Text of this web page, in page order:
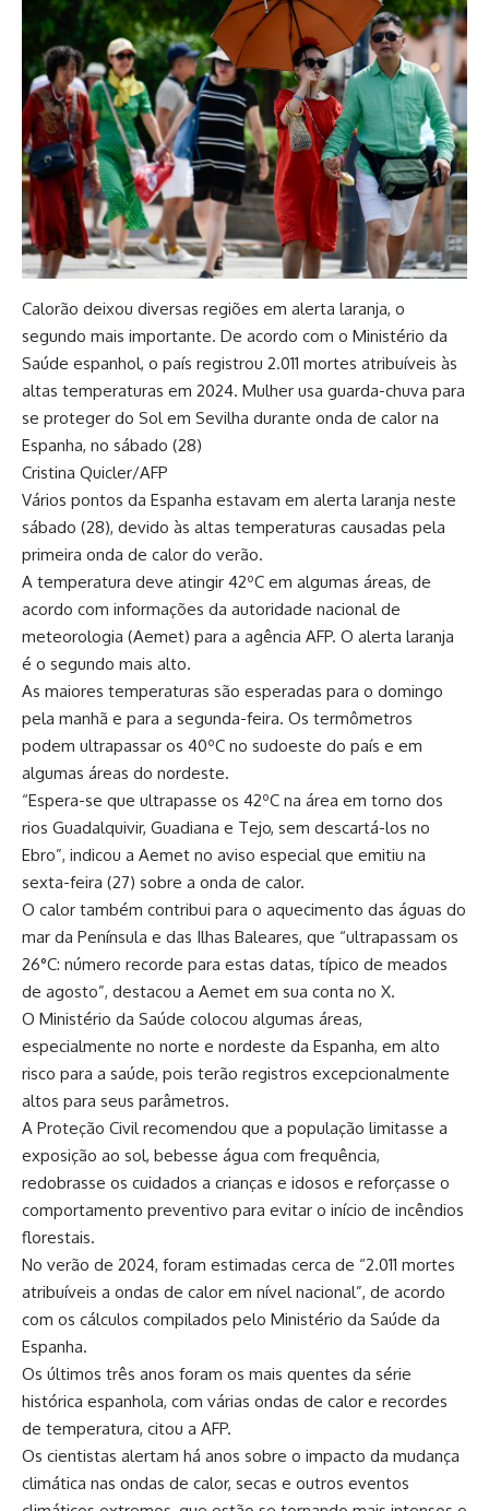
Calorão deixou diversas regiões em alerta laranja, o
segundo mais importante. De acordo com o Ministério da
Saúde espanhol, o país registrou 2.011 mortes atribuíveis às
altas temperaturas em 2024. Mulher usa guarda-chuva para
se proteger do Sol em Sevilha durante onda de calor na
Espanha, no sábado (28)
Cristina Quicler/AFP
Vários pontos da Espanha estavam em alerta laranja neste
sábado (28), devido às altas temperaturas causadas pela
primeira onda de calor do verão.
A temperatura deve atingir 42ºC em algumas áreas, de
acordo com informações da autoridade nacional de
meteorologia (Aemet) para a agência AFP. O alerta laranja
é o segundo mais alto.
As maiores temperaturas são esperadas para o domingo
pela manhã e para a segunda-feira. Os termômetros
podem ultrapassar os 40ºC no sudoeste do país e em
algumas áreas do nordeste.
“Espera-se que ultrapasse os 42ºC na área em torno dos
rios Guadalquivir, Guadiana e Tejo, sem descartá-los no
Ebro”, indicou a Aemet no aviso especial que emitiu na
sexta-feira (27) sobre a onda de calor.
O calor também contribui para o aquecimento das águas do
mar da Península e das Ilhas Baleares, que “ultrapassam os
26°C: número recorde para estas datas, típico de meados
de agosto”, destacou a Aemet em sua conta no X.
O Ministério da Saúde colocou algumas áreas,
especialmente no norte e nordeste da Espanha, em alto
risco para a saúde, pois terão registros excepcionalmente
altos para seus parâmetros.
A Proteção Civil recomendou que a população limitasse a
exposição ao sol, bebesse água com frequência,
redobrasse os cuidados a crianças e idosos e reforçasse o
comportamento preventivo para evitar o início de incêndios
florestais.
No verão de 2024, foram estimadas cerca de “2.011 mortes
atribuíveis a ondas de calor em nível nacional”, de acordo
com os cálculos compilados pelo Ministério da Saúde da
Espanha.
Os últimos três anos foram os mais quentes da série
histórica espanhola, com várias ondas de calor e recordes
de temperatura, citou a AFP.
Os cientistas alertam há anos sobre o impacto da mudança
climática nas ondas de calor, secas e outros eventos